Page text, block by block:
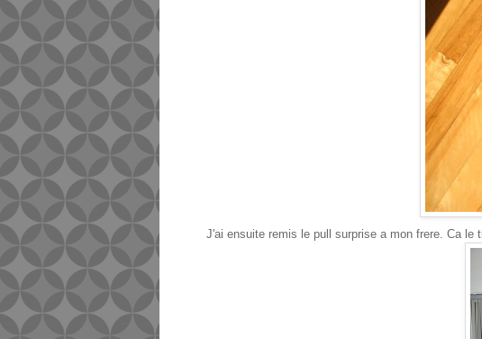
J'ai ensuite remis le pull surprise a mon frere. Ca le